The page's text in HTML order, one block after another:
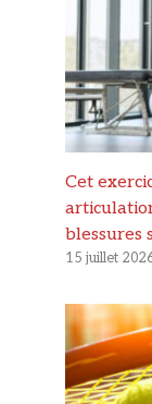
Cet
blessures
15 juillet